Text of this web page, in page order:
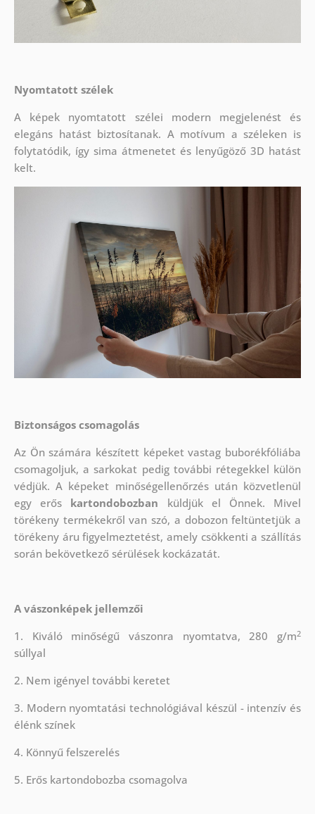
Nyomtatott szélek
A képek nyomtatott szélei modern megjelenést és
elegáns hatást biztosítanak. A motívum a széleken is
folytatódik, így sima átmenetet és lenyűgöző 3D hatást
kelt.
Biztonságos csomagolás
Az Ön számára készített képeket vastag buborékfóliába
csomagoljuk, a sarkokat pedig további rétegekkel külön
védjük. A képeket minőségellenőrzés után közvetlenül
egy erős kartondobozban küldjük el Önnek. Mivel
törékeny termékekről van szó, a dobozon feltüntetjük a
törékeny áru figyelmeztetést, amely csökkenti a szállítás
során bekövetkező sérülések kockázatát.
A vászonképek jellemzői
1. Kiváló minőségű vászonra nyomtatva, 280 g/m2
súllyal
2. Nem igényel további keretet
3. Modern nyomtatási technológiával készül - intenzív és
élénk színek
4. Könnyű felszerelés
5. Erős kartondobozba csomagolva